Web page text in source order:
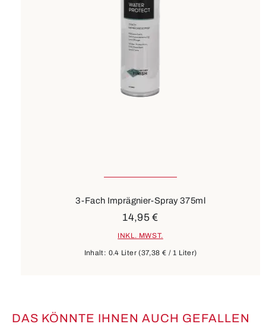
3-Fach Imprägnier-Spray 375ml
Inhalt: 0.4 Liter(37,38 € / 1 Liter)
14,95 €
INKL. MWST.
Produktgalerie überspringen
DAS KÖNNTE IHNEN AUCH GEFALLEN